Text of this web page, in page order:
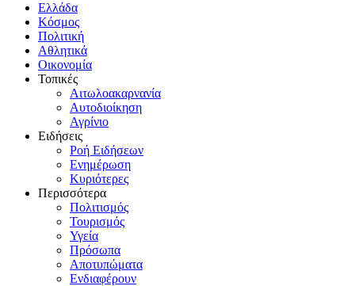
Ελλάδα
Κόσμος
Πολιτική
Αθλητικά
Οικονομία
Τοπικές
Αιτωλοακαρνανία
Αυτοδιοίκηση
Αγρίνιο
Ειδήσεις
Ροή Ειδήσεων
Ενημέρωση
Κυριότερες
Περισσότερα
Πολιτισμός
Τουρισμός
Υγεία
Πρόσωπα
Αποτυπώματα
Ενδιαφέρουν